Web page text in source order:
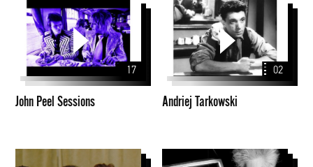
John
Peel
Sessions
17
John Peel Sessions
Andriej
Tarkowski
02
Andriej Tarkowski